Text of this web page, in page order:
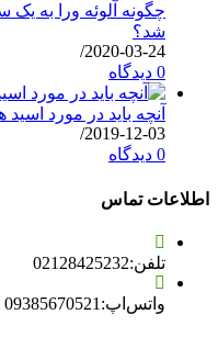
چگونه آلوئه ورا به یک
شد؟
2020-03-24
/
0 دیدگاه
آنچه باید در مورد اسید
2019-12-03
/
0 دیدگاه
اطلاعات تماس
تلفن:02128425232
واتس‌اپ: 09385670521